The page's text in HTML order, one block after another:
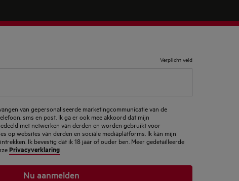
Verplicht veld
van gepersonaliseerde marketingcommunicatie van de
sms en post. Ik ga er ook mee akkoord dat mijn
met netwerken van derden en worden gebruikt voor
op websites van derden en sociale mediaplatforms. Ik kan mijn
Ik bevestig dat ik 18 jaar of ouder ben. Meer gedetailleerde
Privacyverklaring
Nu aanmelden